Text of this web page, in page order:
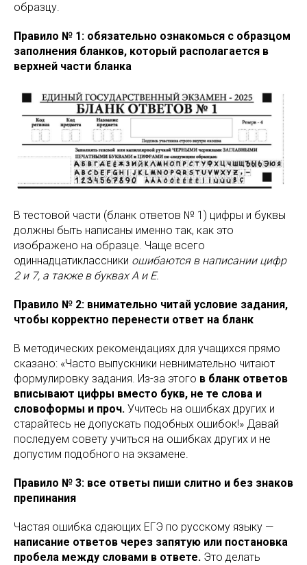
образцу.
Правило № 1: обязательно ознакомься с образцом
заполнения бланков, который располагается в
верхней части бланка
В тестовой части (бланк ответов № 1) цифры и буквы
должны быть написаны именно так, как это
изображено на образце. Чаще всего
одиннадцатиклассники ошибаются в написании цифр
2 и 7, а также в буквах А и Е.
Правило № 2: внимательно читай условие задания,
чтобы корректно перенести ответ на бланк
В методических рекомендациях для учащихся прямо
сказано: «Часто выпускники невнимательно читают
формулировку задания. Из-за этого в бланк ответов
вписывают цифры вместо букв, не те слова и
словоформы и проч. Учитесь на ошибках других и
старайтесь не допускать подобных ошибок!» Давай
последуем совету учиться на ошибках других и не
допустим подобного на экзамене.
Правило № 3: все ответы пиши слитно и без знаков
препинания
Частая ошибка сдающих ЕГЭ по русскому языку —
написание ответов через запятую или постановка
пробела между словами в ответе. Это делать